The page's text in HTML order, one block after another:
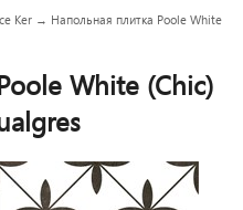
Ker → Напольная плитка Poole White
White (Chic)